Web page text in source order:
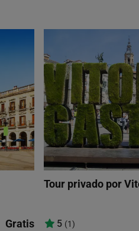
Gratis
Tour privado por
5 (1)